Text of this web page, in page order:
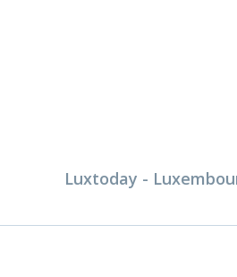
Luxtoday -